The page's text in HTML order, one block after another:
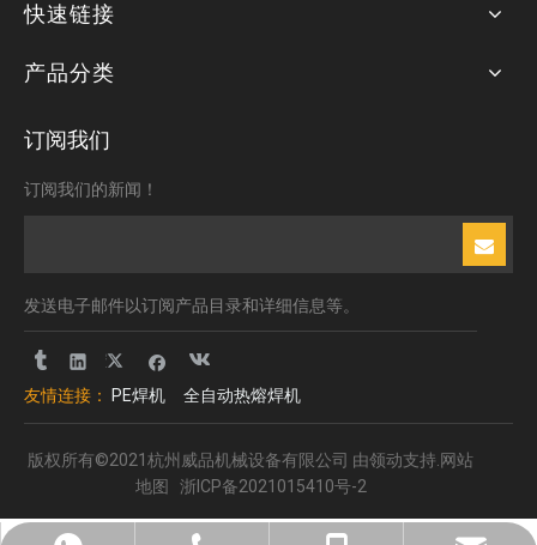
快速链接
产品分类
订阅我们
订阅我们的新闻！
发送电子邮件以订阅产品目录和详细信息等。
友情连接： PE焊机 全自动热熔焊机
版权所有©2021杭州威品机械设备有限公司 由领动支持. 网站
地图
浙ICP备2021015410号-2